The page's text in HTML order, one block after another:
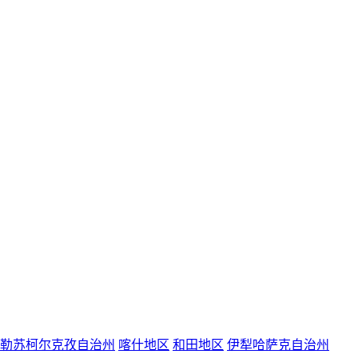
苏柯尔克孜自治州 喀什地区 和田地区 伊犁哈萨克自治州